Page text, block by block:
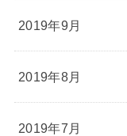
2019年9月
2019年8月
2019年7月